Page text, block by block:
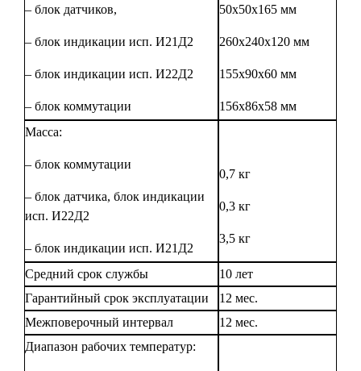
– блок датчиков,
– блок индикации исп. И21Д2
– блок индикации исп. И22Д2
– блок коммутации
50х50х165 мм
260x240x120 мм
155х90х60 мм
156x86x58 мм
Масса:
– блок коммутации
– блок датчика, блок индикации
исп. И22Д2
– блок индикации исп. И21Д2
0,7 кг
0,3 кг
3,5 кг
Средний срок службы
10 лет
Гарантийный срок эксплуатации
12 мес.
Межповерочный интервал
12 мес.
Диапазон рабочих температур: